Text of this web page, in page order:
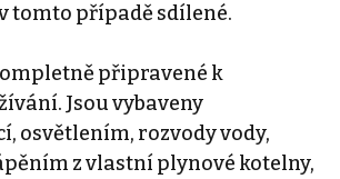
tomto případě sdílené.
připravené k
Jsou vybaveny
osvětlením, rozvody vody,
z vlastní plynové kotelny,